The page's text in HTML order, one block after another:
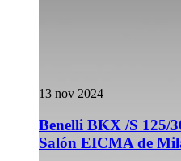
13 nov 2024
Benelli BKX /S 125/
Salón EICMA de